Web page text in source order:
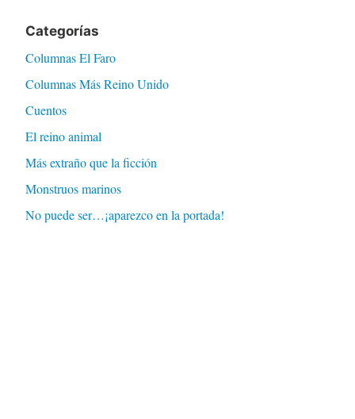
Categorías
Columnas El Faro
Columnas Más Reino Unido
Cuentos
El reino animal
Más extraño que la ficción
Monstruos marinos
No puede ser…¡aparezco en la portada!